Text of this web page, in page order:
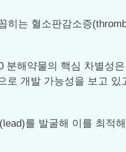
는 혈소판감소증
해약물의 핵심 차별성
개발 가능성을 보고
를 발굴해 이를 최적